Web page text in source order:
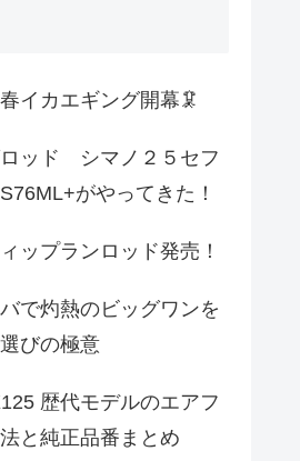
イカエギング開幕🦑
ッド シマノ２５セフ
がやってきた！
ップランロッド発売！
で灼熱のビッグワンを
びの極意
歴代モデルのエアフ
と純正品番まとめ